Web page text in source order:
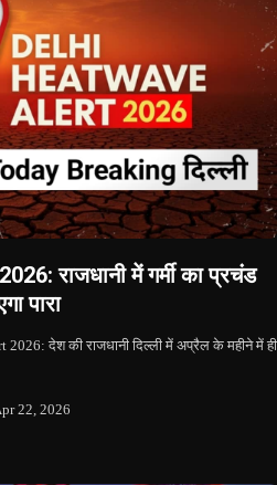
राजधानी में गर्मी का प्रचंड
पारा
देश की राजधानी दिल्ली में अप्रैल के महीने में ही
22, 2026